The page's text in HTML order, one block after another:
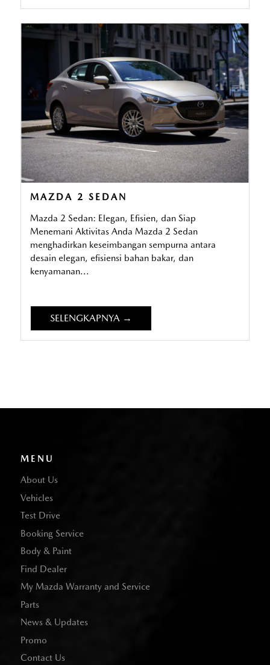
MAZDA 2 SEDAN
Mazda 2 Sedan: Elegan, Efisien, dan Siap
Menemani Aktivitas Anda Mazda 2 Sedan
menghadirkan keseimbangan sempurna antara
desain elegan, efisiensi bahan bakar, dan
kenyamanan...
SELENGKAPNYA →
MENU
About Us
Vehicles
Test Drive
Booking Service
Body & Paint
Find Dealer
My Mazda Warranty and Service
Parts
News & Updates
Promo
Contact Us